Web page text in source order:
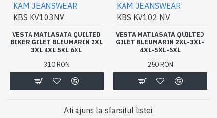
KAM JEANSWEAR
KBS KV103NV
VESTA MATLASATA QUILTED
BIKER GILET BLEUMARIN 2XL
3XL 4XL 5XL 6XL
310 RON
KAM JEANSWEAR
KBS KV102 NV
VESTA MATLASATA QUILTED
GILET BLEUMARIN 2XL-3XL-
4XL-5XL-6XL
250 RON
Ati ajuns la sfarsitul listei.